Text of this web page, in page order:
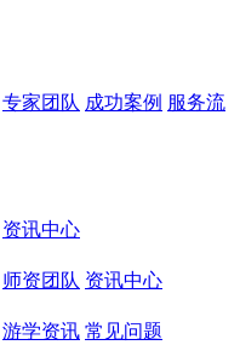
专家团队 成功案例 服务流
资讯中心
师资团队 资讯中心
游学资讯 常见问题